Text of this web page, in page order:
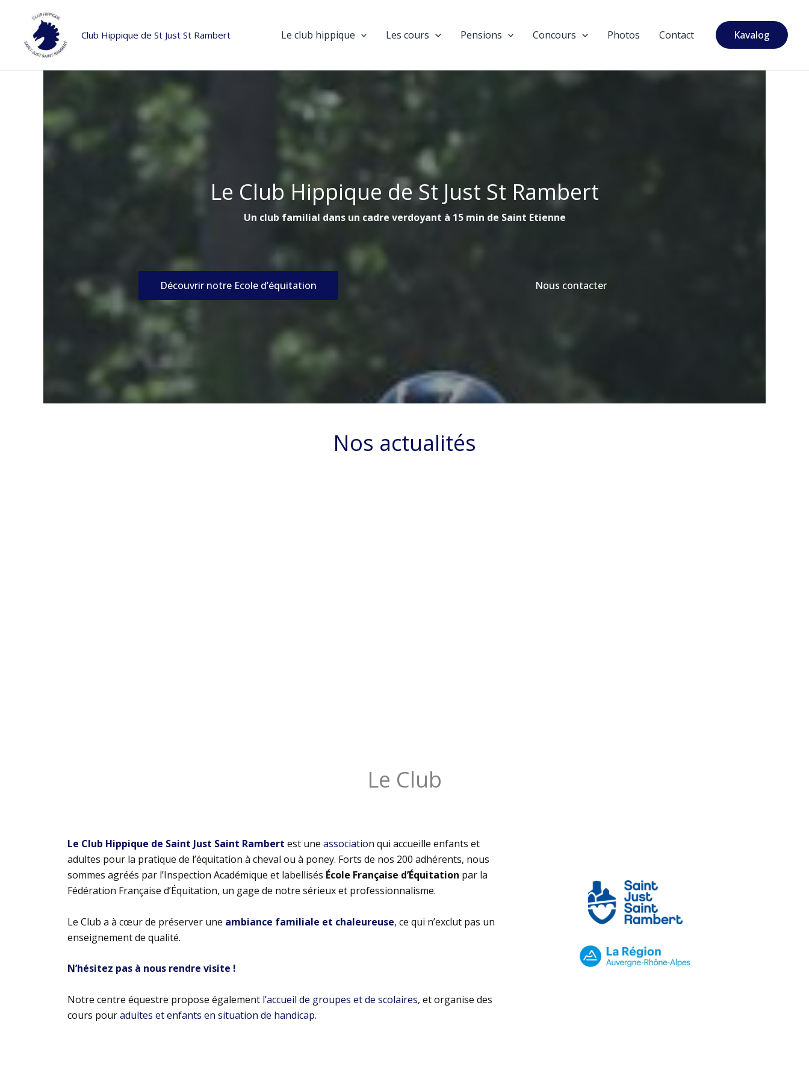
contenu
Club Hippique de St Just St Rambert Le club hippique Les cours Pensions Concours Photos Contact Kavalog
Le Club Hippique de St Just St Rambert
Un club familial dans un cadre verdoyant à 15 min de Saint Etienne
Découvrir notre Ecole d’équitation Nous contacter
Nos actualités
Le Club
Le Club Hippique de Saint Just Saint Rambert est une association qui accueille enfants et
adultes pour la pratique de l’équitation à cheval ou à poney. Forts de nos 200 adhérents, nous
sommes agréés par l’Inspection Académique et labellisés École Française d’Équitation par la
Fédération Française d’Équitation, un gage de notre sérieux et professionnalisme.
Le Club a à cœur de préserver une ambiance familiale et chaleureuse, ce qui n’exclut pas un
enseignement de qualité.
N’hésitez pas à nous rendre visite !
Notre centre équestre propose également l’accueil de groupes et de scolaires, et organise des
cours pouradultes et enfants en situation de handicap.